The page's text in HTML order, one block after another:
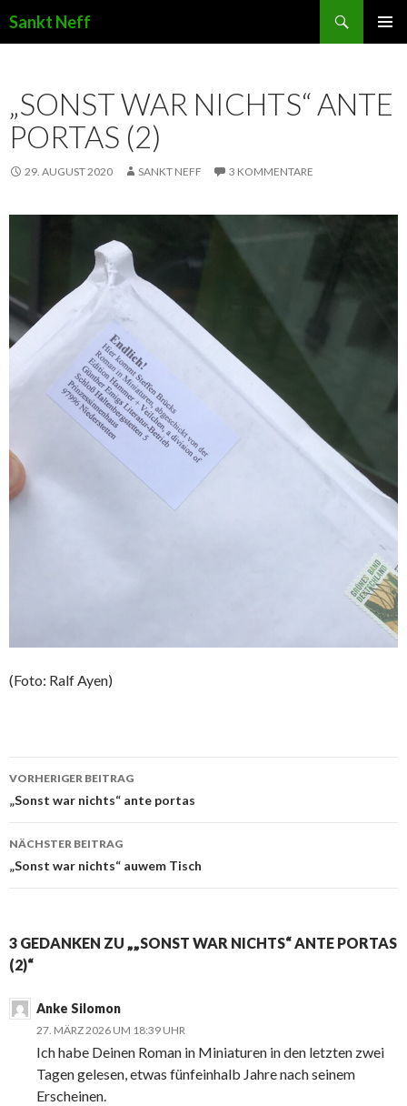
Sankt Neff
„SONST WAR NICHTS“ ANTE
PORTAS (2)
29. AUGUST 2020 SANKT NEFF 3 KOMMENTARE
(Foto: Ralf Ayen)
Beitragsnavigation
VORHERIGER BEITRAG
„Sonst war nichts“ ante portas
NÄCHSTER BEITRAG
„Sonst war nichts“ auwem Tisch
3 GEDANKEN ZU „„SONST WAR NICHTS“ ANTE PORTAS
(2)“
Anke Silomon
27. MÄRZ 2026 UM 18:39 UHR
Ich habe Deinen Roman in Miniaturen in den letzten zwei
Tagen gelesen, etwas fünfeinhalb Jahre nach seinem
Erscheinen.